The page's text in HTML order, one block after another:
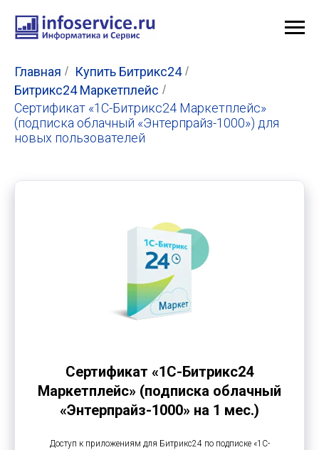
Главная / Купить Битрикс24 /
Битрикс24 Маркетплейс /
Сертификат «1С-Битрикс24 Маркетплейс»
(подписка облачный «Энтерпрайз-1000») для
новых пользователей
Сертификат «1С-Битрикс24
Маркетплейс» (подписка облачный
«Энтерпрайз-1000» на 1 мес.)
Доступ к приложениям для Битрикс24 по подписке «1С-